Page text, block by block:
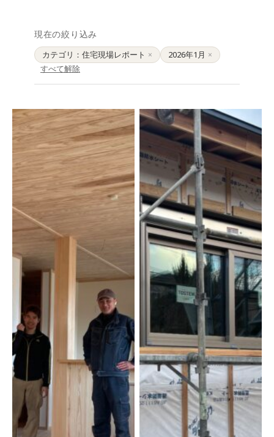
お問い合わせ・資料請求
SNS
現在の絞り込み
カテゴリ：住宅現場レポート × 2026年1月 ×
すべて解除